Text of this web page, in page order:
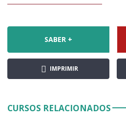
SABER +
IMPRIMIR
CURSOS RELACIONADOS